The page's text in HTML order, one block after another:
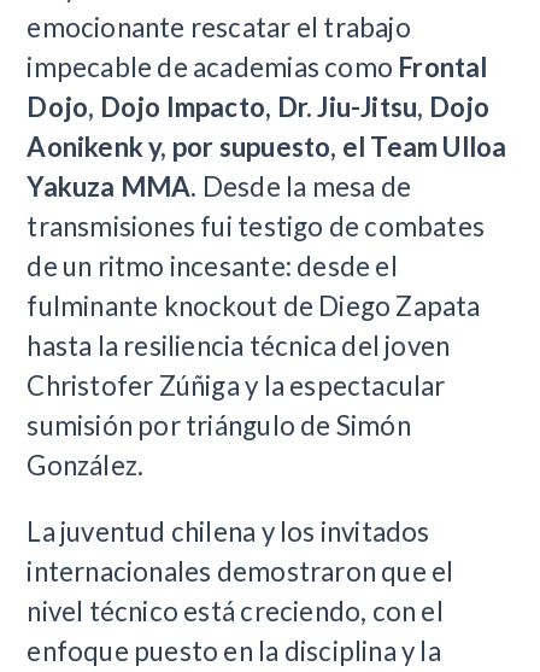
emocionante rescatar el trabajo
impecable de academias como Frontal
Dojo, Dojo Impacto, Dr. Jiu-Jitsu, Dojo
Aonikenk y, por supuesto, el Team Ulloa
Yakuza MMA. Desde la mesa de
transmisiones fui testigo de combates
de un ritmo incesante: desde el
fulminante knockout de Diego Zapata
hasta la resiliencia técnica del joven
Christofer Zúñiga y la espectacular
sumisión por triángulo de Simón
González.
La juventud chilena y los invitados
internacionales demostraron que el
nivel técnico está creciendo, con el
enfoque puesto en la disciplina y la